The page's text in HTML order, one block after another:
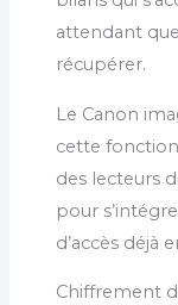
attendant
récupérer.
Le Canon
cette
des lecteurs
pour
d’accès déjà
Chiffrement